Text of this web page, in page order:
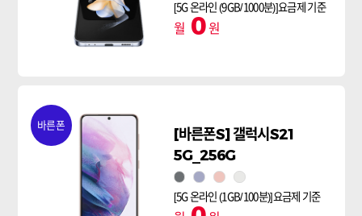
[5G 온라인 (9GB/1000분)]요금제 기준
월 0원
바른폰
[바른폰S] 갤럭시S21
5G_256G
팬텀 그레이
팬텀 바이올렛
팬텀 핑크팬텀 화이트
[5G 온라인 (1GB/100분)]요금제 기준